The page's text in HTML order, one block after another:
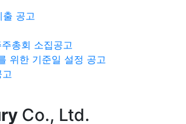
출 공고
총회 소집공고
위한 기준일 설정 공고
Co., Ltd.